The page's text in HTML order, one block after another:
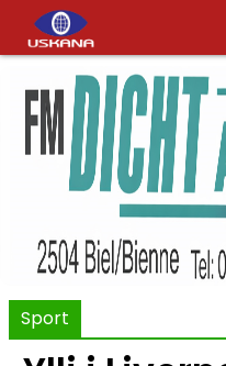
Sport